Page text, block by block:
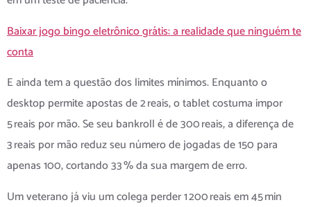
Baixar jogo bingo eletrônico grátis: a realidade que ninguém te
conta
E ainda tem a questão dos limites mínimos. Enquanto o
desktop permite apostas de 2 reais, o tablet costuma impor
5 reais por mão. Se seu bankroll é de 300 reais, a diferença de
3 reais por mão reduz seu número de jogadas de 150 para
apenas 100, cortando 33 % da sua margem de erro.
Um veterano já viu um colega perder 1 200 reais em 45 min